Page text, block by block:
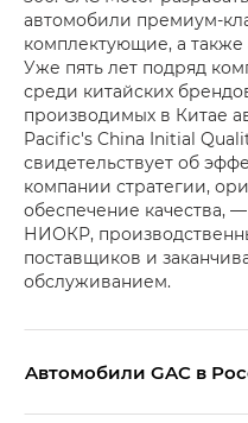
автомобили премиум-
комплектующие, а
Уже пять лет подряд
среди китайских
производимых в Китае
Pacific's China Initial
свидетельствует об
компании стратегии,
обеспечение качества,
НИОКР,
поставщиков и
обслуживанием.
Aвтомобили GAC в